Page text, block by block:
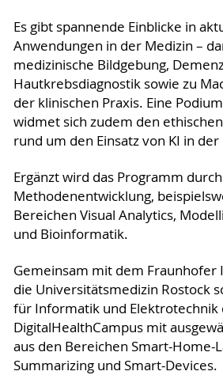
Es gibt spannende Einblicke in
Anwendungen in der Medizin –
medizinische Bildgebung,
Hautkrebsdiagnostik sowie zu
der klinischen Praxis. Eine
widmet sich zudem den
rund um den Einsatz von KI in
Ergänzt wird das Programm
Methodenentwicklung,
Bereichen Visual Analytics,
und Bioinformatik.
Gemeinsam mit dem Fraunhofer
die Universitätsmedizin Rostock
für Informatik und Elektrotechnik
DigitalHealthCampus mit
aus den Bereichen Smart-Home-
Summarizing und Smart-Devices.